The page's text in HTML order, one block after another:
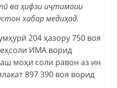
ваҳифзи иҷтимоии
хабар медиҳад.
204 ҳазору 750 воя
ИМА ворид
моҳи соли равон аз ин
897 390 воя ворид